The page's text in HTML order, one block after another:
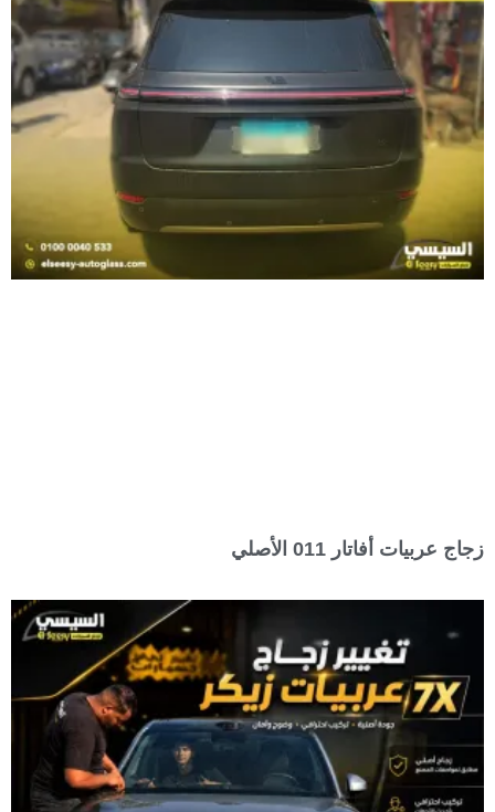
زجاج عربيات أفاتار 011 الأصلي